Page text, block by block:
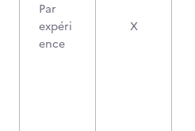
Par
expéri
ence
X